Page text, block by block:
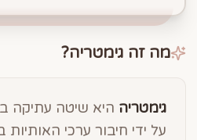
מה זה גימטריה?
גימטריה היא שיטה עתיקה
על ידי חיבור ערכי